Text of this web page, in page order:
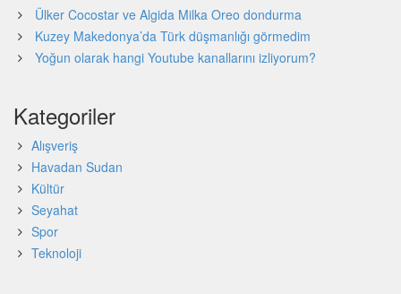
Ülker Cocostar ve Algida Milka Oreo dondurma
Kuzey Makedonya’da Türk düşmanlığı görmedim
Yoğun olarak hangi Youtube kanallarını izliyorum?
Kategoriler
Alışveriş
Havadan Sudan
Kültür
Seyahat
Spor
Teknoloji